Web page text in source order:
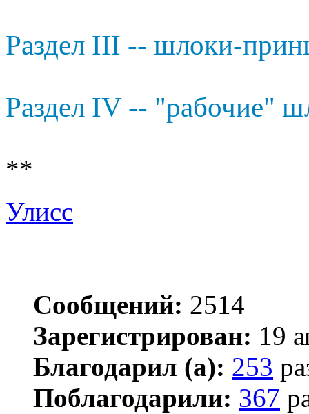
Раздел III -- шлоки-
Раздел IV -- "рабочие"
**
Улисс
Сообщений: 2514
Зарегистрирован: 19
Благодарил (а): 253
Поблагодарили: 367